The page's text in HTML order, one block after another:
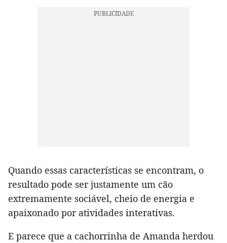
Quando essas características se encontram, o
resultado pode ser justamente um cão
extremamente sociável, cheio de energia e
apaixonado por atividades interativas.
E parece que a cachorrinha de Amanda herdou